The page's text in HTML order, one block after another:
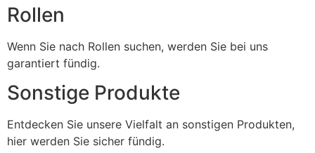
Rollen
Wenn Sie nach Rollen suchen, werden Sie bei uns
garantiert fündig.
Sonstige Produkte
Entdecken Sie unsere Vielfalt an sonstigen Produkten,
hier werden Sie sicher fündig.